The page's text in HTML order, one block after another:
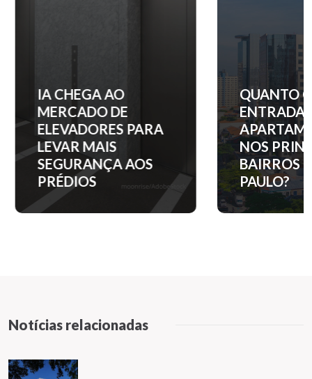
IA CHEGA AO
MERCADO DE
ELEVADORES PARA
LEVAR MAIS
SEGURANÇA AOS
PRÉDIOS
QUANTO
ENTRADA
NOS
BAIRROS
PAULO?
Notícias relacionadas